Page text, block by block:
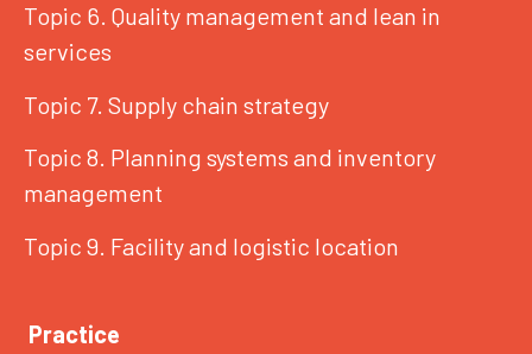
Topic 6. Quality management and lean in
services
Topic 7. Supply chain strategy
Topic 8. Planning systems and inventory
management
Topic 9. Facility and logistic location
Practice